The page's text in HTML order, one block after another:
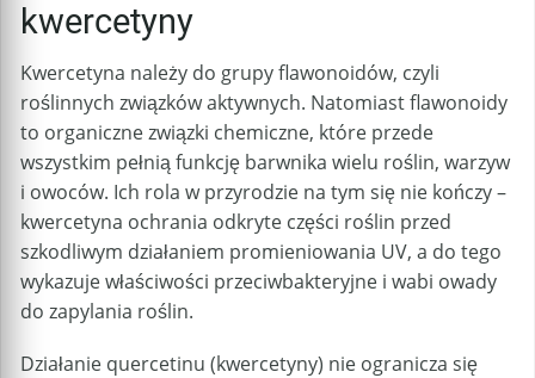
kwercetyny
Kwercetyna należy do grupy flawonoidów, czyli
roślinnych związków aktywnych. Natomiast flawonoidy
to organiczne związki chemiczne, które przede
wszystkim pełnią funkcję barwnika wielu roślin, warzyw
i owoców. Ich rola w przyrodzie na tym się nie kończy –
kwercetyna ochrania odkryte części roślin przed
szkodliwym działaniem promieniowania UV, a do tego
wykazuje właściwości przeciwbakteryjne i wabi owady
do zapylania roślin.
Działanie quercetinu (kwercetyny) nie ogranicza się